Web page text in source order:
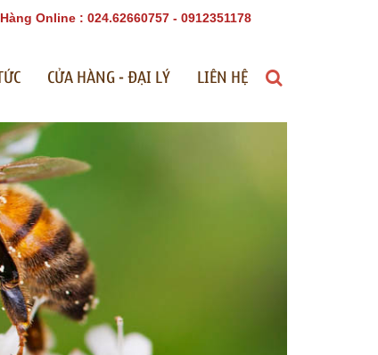
Online : 024.62660757 - 0912351178
CỬA HÀNG - ĐẠI LÝ LIÊN HỆ